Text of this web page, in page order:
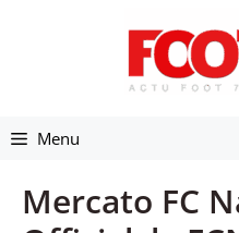
Menu
Mercato FC